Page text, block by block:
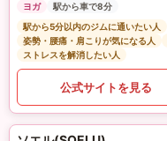
ヨガ
駅から車で8分
駅から5分以内のジムに通いたい人
姿勢・腰痛・肩こりが気になる人
ストレスを解消したい人
公式サイトを見る